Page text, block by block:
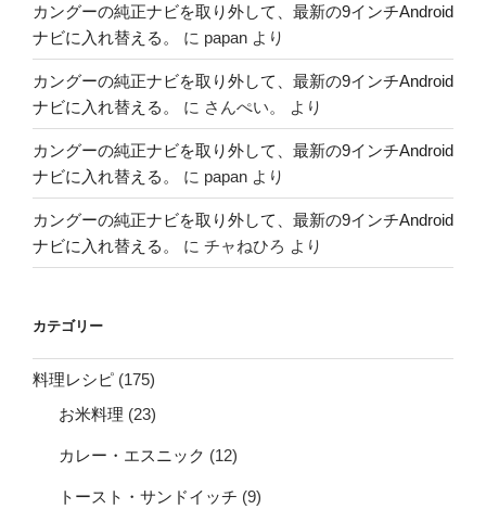
カングーの純正ナビを取り外して、最新の9インチAndroid
ナビに入れ替える。
に papan より
カングーの純正ナビを取り外して、最新の9インチAndroid
ナビに入れ替える。
に さんぺい。 より
カングーの純正ナビを取り外して、最新の9インチAndroid
ナビに入れ替える。
に papan より
カングーの純正ナビを取り外して、最新の9インチAndroid
ナビに入れ替える。
に チャねひろ より
カテゴリー
料理レシピ (175)
お米料理 (23)
カレー・エスニック (12)
トースト・サンドイッチ (9)